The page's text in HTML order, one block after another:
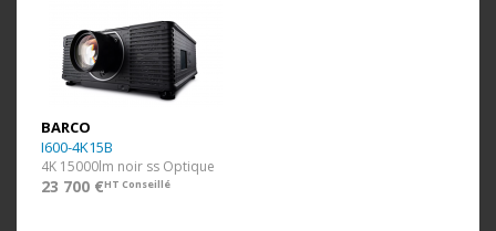
BARCO
I600-4K15B
4K 15000lm noir ss Optique
23 700 €HT Conseillé